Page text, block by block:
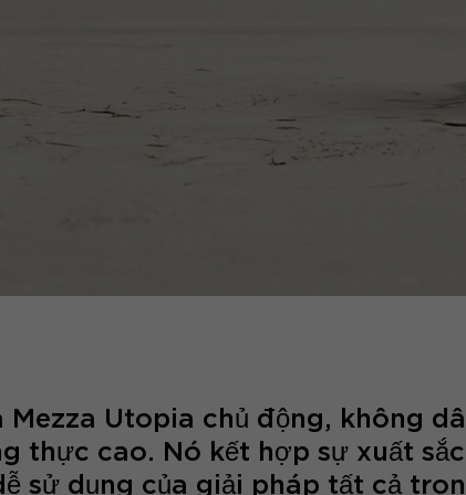
Mezza Utopia chủ động, không
thực cao. Nó kết hợp sự xuất
sử dụng của giải pháp tất cả